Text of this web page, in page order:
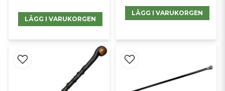
LÄGG I VARUKORGEN
LÄGG I VARUKORGEN